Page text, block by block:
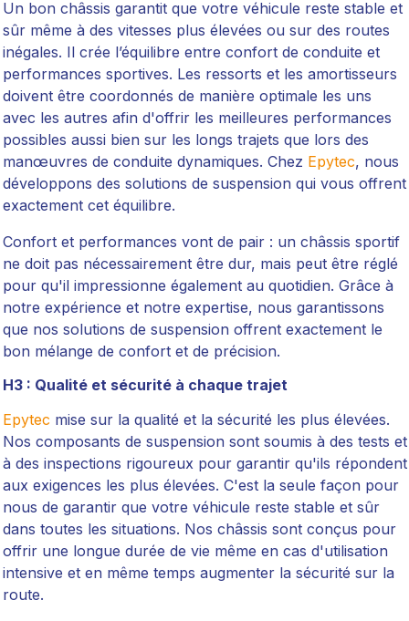
Un bon châssis garantit que votre véhicule reste stable et
sûr même à des vitesses plus élevées ou sur des routes
inégales. Il crée l’équilibre entre confort de conduite et
performances sportives. Les ressorts et les amortisseurs
doivent être coordonnés de manière optimale les uns
avec les autres afin d'offrir les meilleures performances
possibles aussi bien sur les longs trajets que lors des
manœuvres de conduite dynamiques. Chez Epytec, nous
développons des solutions de suspension qui vous offrent
exactement cet équilibre.
Confort et performances vont de pair : un châssis sportif
ne doit pas nécessairement être dur, mais peut être réglé
pour qu'il impressionne également au quotidien. Grâce à
notre expérience et notre expertise, nous garantissons
que nos solutions de suspension offrent exactement le
bon mélange de confort et de précision.
H3 : Qualité et sécurité à chaque trajet
Epytec mise sur la qualité et la sécurité les plus élevées.
Nos composants de suspension sont soumis à des tests et
à des inspections rigoureux pour garantir qu'ils répondent
aux exigences les plus élevées. C'est la seule façon pour
nous de garantir que votre véhicule reste stable et sûr
dans toutes les situations. Nos châssis sont conçus pour
offrir une longue durée de vie même en cas d'utilisation
intensive et en même temps augmenter la sécurité sur la
route.